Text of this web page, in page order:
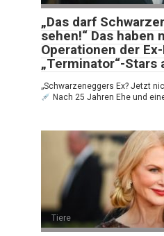
„Das darf
sehen!“ Das haben
Operationen der
„Terminator“-Stars
„Schwarzeneggers Ex? Jetzt
Nach 25 Jahren Ehe und
Tiere